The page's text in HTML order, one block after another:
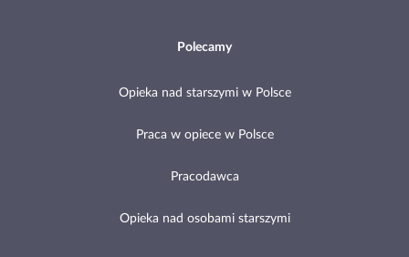
Polecamy
Opieka nad starszymi w Polsce
Praca w opiece w Polsce
Pracodawca
Opieka nad osobami starszymi